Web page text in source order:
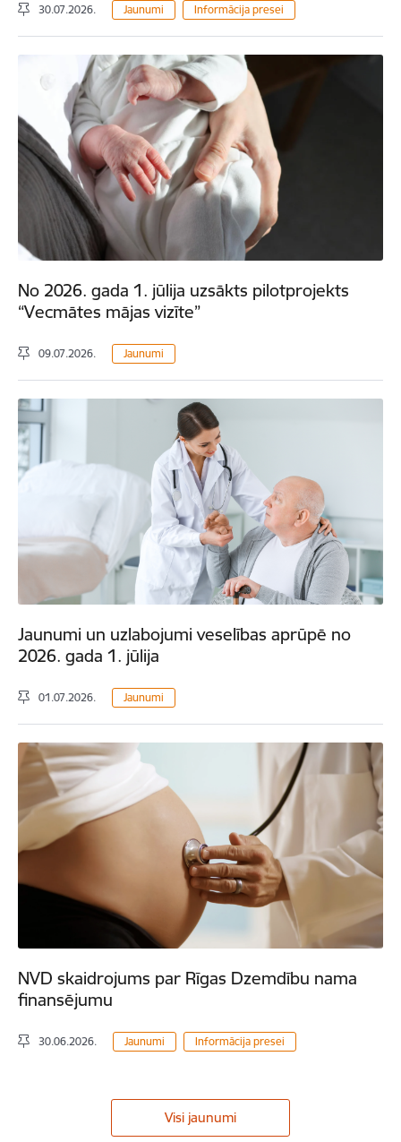
30.07.2026. Jaunumi Informācija presei
No 2026. gada 1. jūlija uzsākts pilotprojekts
“Vecmātes mājas vizīte”
09.07.2026. Jaunumi
Jaunumi un uzlabojumi veselības aprūpē no
2026. gada 1. jūlija
01.07.2026. Jaunumi
NVD skaidrojums par Rīgas Dzemdību nama
finansējumu
30.06.2026. Jaunumi Informācija presei
Visi jaunumi